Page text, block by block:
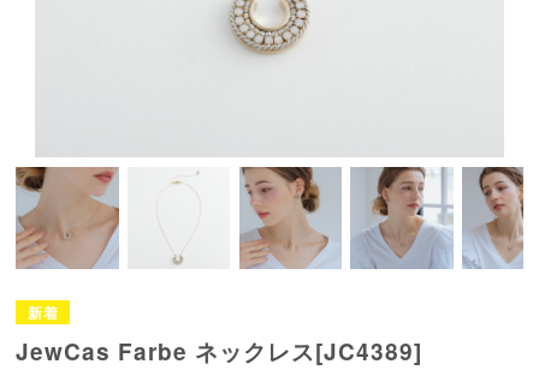
JewCas Farbe ネックレス[JC4389]